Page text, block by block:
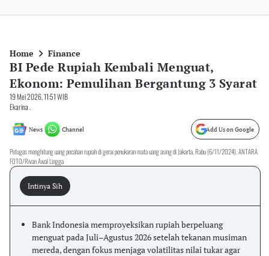
Home Finance
BI Pede Rupiah Kembali Menguat,
Ekonom: Pemulihan Bergantung 3 Syarat
19 Mei 2026, 11:51 WIB
Ekarina .
News Channel Add Us on Google
Petugas menghitung uang pecahan rupiah di gerai penukaran mata uang asing di Jakarta, Rabu (6/11/2024). ANTARA
FOTO/Rivan Awal Lingga
Intinya Sih
Bank Indonesia memproyeksikan rupiah berpeluang
menguat pada Juli–Agustus 2026 setelah tekanan musiman
mereda, dengan fokus menjaga volatilitas nilai tukar agar